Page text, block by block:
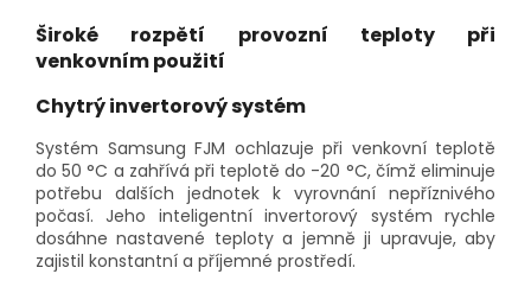
Široké rozpětí provozní teploty při
venkovním použití
Chytrý invertorový systém
Systém Samsung FJM ochlazuje při venkovní teplotě
do 50 °C a zahřívá při teplotě do -20 °C, čímž eliminuje
potřebu dalších jednotek k vyrovnání nepříznivého
počasí. Jeho inteligentní invertorový systém rychle
dosáhne nastavené teploty a jemně ji upravuje, aby
zajistil konstantní a příjemné prostředí.